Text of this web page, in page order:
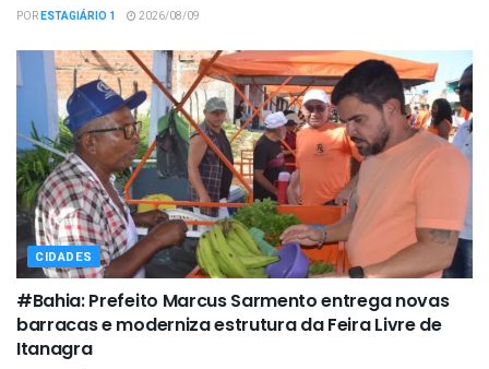
PORESTAGIÁRIO 1 2026/08/09
CIDADES
#Bahia: Prefeito Marcus Sarmento entrega novas
barracas e moderniza estrutura da Feira Livre de
Itanagra